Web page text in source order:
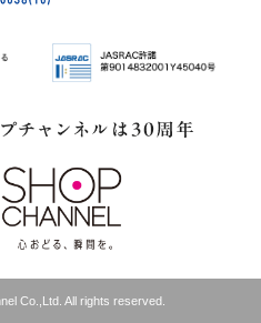
Co.,Ltd. All rights reserved.